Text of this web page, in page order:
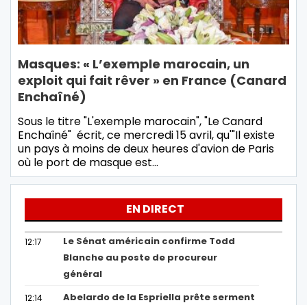
Masques: « L’exemple marocain, un
exploit qui fait rêver » en France (Canard
Enchaîné)
Sous le titre "L'exemple marocain", "Le Canard
Enchaîné" écrit, ce mercredi 15 avril, qu'"Il existe
un pays à moins de deux heures d'avion de Paris
où le port de masque est…
EN DIRECT
12:17
Le Sénat américain confirme Todd
Blanche au poste de procureur
général
12:14
Abelardo de la Espriella prête serment